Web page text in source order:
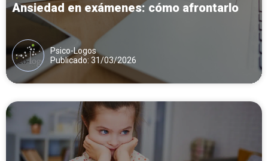
Ansiedad en exámenes: cómo afrontarlo
Psico-Logos
Publicado: 31/03/2026